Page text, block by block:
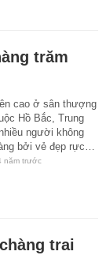
trăm
cao ở sân thượng
Hồ Bắc, Trung
người không
bởi vẻ đẹp rực…
năm trước
trai